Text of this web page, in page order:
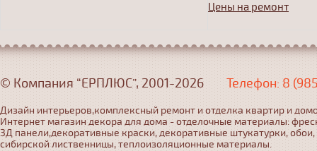
Цены на ремонт
© Компания “ЕРПЛЮС”, 2001-2026 Телефон: 8
Дизайн интерьеров,комплексный ремонт и отделка квартир и
Интернет магазин декора для дома - отделочные материалы:
3Д панели,декоративные краски, декоративные штукатурки,
сибирской лиственницы, теплоизоляционные материалы.